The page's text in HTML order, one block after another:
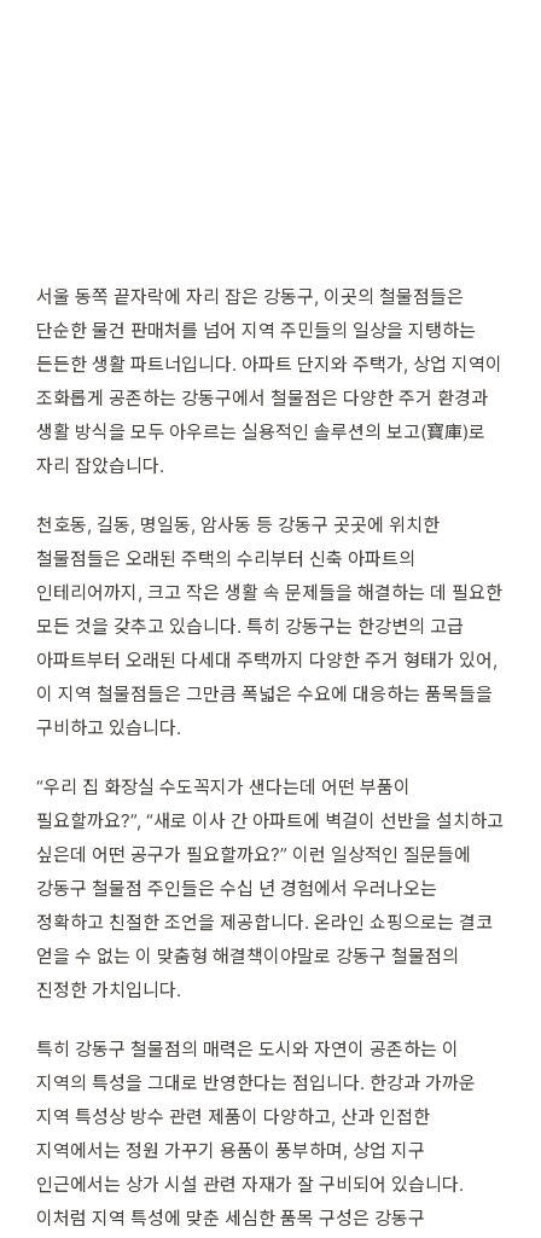
서울 동쪽 끝자락에 자리 잡은 강동구, 이곳의 철물점들은
단순한 물건 판매처를 넘어 지역 주민들의 일상을 지탱하는
든든한 생활 파트너입니다. 아파트 단지와 주택가, 상업 지역이
조화롭게 공존하는 강동구에서 철물점은 다양한 주거 환경과
생활 방식을 모두 아우르는 실용적인 솔루션의 보고(寶庫)로
자리 잡았습니다.
천호동, 길동, 명일동, 암사동 등 강동구 곳곳에 위치한
철물점들은 오래된 주택의 수리부터 신축 아파트의
인테리어까지, 크고 작은 생활 속 문제들을 해결하는 데 필요한
모든 것을 갖추고 있습니다. 특히 강동구는 한강변의 고급
아파트부터 오래된 다세대 주택까지 다양한 주거 형태가 있어,
이 지역 철물점들은 그만큼 폭넓은 수요에 대응하는 품목들을
구비하고 있습니다.
“우리 집 화장실 수도꼭지가 샌다는데 어떤 부품이
필요할까요?”, “새로 이사 간 아파트에 벽걸이 선반을 설치하고
싶은데 어떤 공구가 필요할까요?” 이런 일상적인 질문들에
강동구 철물점 주인들은 수십 년 경험에서 우러나오는
정확하고 친절한 조언을 제공합니다. 온라인 쇼핑으로는 결코
얻을 수 없는 이 맞춤형 해결책이야말로 강동구 철물점의
진정한 가치입니다.
특히 강동구 철물점의 매력은 도시와 자연이 공존하는 이
지역의 특성을 그대로 반영한다는 점입니다. 한강과 가까운
지역 특성상 방수 관련 제품이 다양하고, 산과 인접한
지역에서는 정원 가꾸기 용품이 풍부하며, 상업 지구
인근에서는 상가 시설 관련 자재가 잘 구비되어 있습니다.
이처럼 지역 특성에 맞춘 세심한 품목 구성은 강동구